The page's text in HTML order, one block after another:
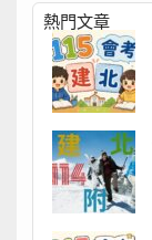
熱門文章